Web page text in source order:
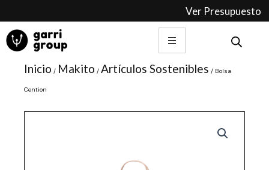
contenido
Ver Presupuesto
Inicio / Makito / Artículos Sostenibles / Bolsa
Cention